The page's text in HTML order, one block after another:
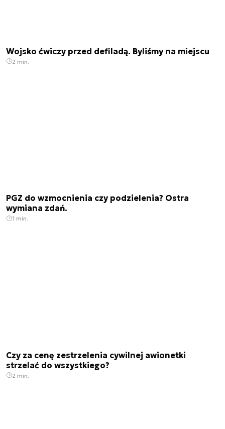
Wojsko ćwiczy przed defiladą. Byliśmy na miejscu
2 min.
PGZ do wzmocnienia czy podzielenia? Ostra
wymiana zdań.
1 min.
Czy za cenę zestrzelenia cywilnej awionetki
strzelać do wszystkiego?
2 min.